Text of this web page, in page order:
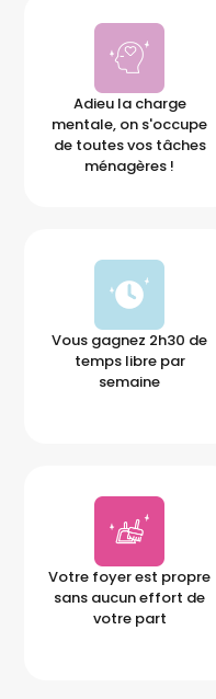
Adieu la charge
mentale, on s'occupe
de toutes vos tâches
ménagères !
Vous gagnez 2h30 de
temps libre par
semaine
Votre foyer est propre
sans aucun effort de
votre part